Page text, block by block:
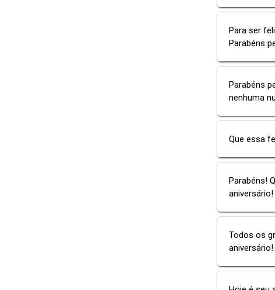
Para ser
Parabéns
Parabéns
nenhuma
Que essa
Parabéns!
aniversário!
Todos os
aniversário!